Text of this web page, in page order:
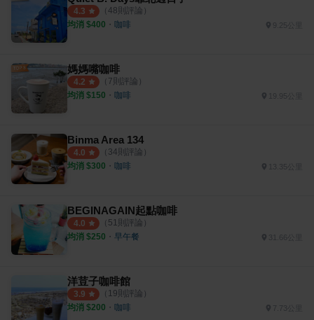
4.3 （ 48則評論）
均消 $400 ・ 咖啡 9.25公里
媽媽嘴咖啡
4.2 （ 7則評論）
均消 $150 ・ 咖啡 19.95公里
Binma Area 134
4.0 （ 34則評論）
均消 $300 ・ 咖啡 13.35公里
BEGINAGAIN起點咖啡
4.0 （ 51則評論）
均消 $250 ・ 早午餐
洋荳子咖啡館
3.9 （ 19則評論）
均消 $200 ・ 咖啡